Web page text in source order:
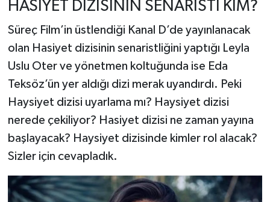
HASİYET DİZİSİNİN SENARİSTİ KİM?
Süreç Film’in üstlendiği Kanal D’de yayınlanacak
olan Hasiyet dizisinin senaristliğini yaptığı Leyla
Uslu Oter ve yönetmen koltuğunda ise Eda
Teksöz’ün yer aldığı dizi merak uyandırdı. Peki
Haysiyet dizisi uyarlama mı? Haysiyet dizisi
nerede çekiliyor? Hasiyet dizisi ne zaman yayına
başlayacak? Haysiyet dizisinde kimler rol alacak?
Sizler için cevapladık.